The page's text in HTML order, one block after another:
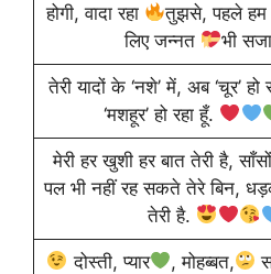
होगी, वादा रहा
तुझसे, पहले हम
लिए जन्नत
भी
तेरी यादों के ‘नशे’ में, अब ‘चूर’
‘मशहूर’ हो रहा हूँ.
मेरी हर खुशी हर बात तेरी है,
पल भी नहीं रह सकते तेरे बिन,
तेरी है.
दोस्ती, प्यार , मोहब्बत,